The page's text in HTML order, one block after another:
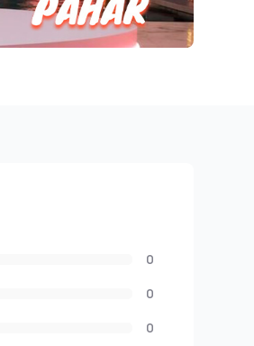
0
0
0